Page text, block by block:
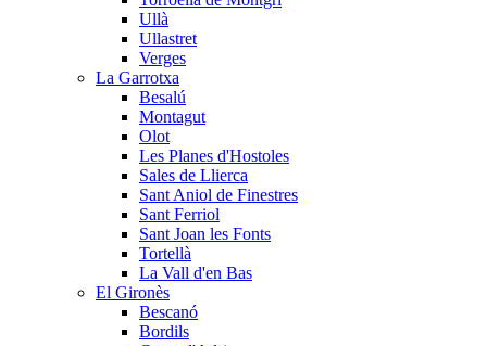
Ullà
Ullastret
Verges
La Garrotxa
Besalú
Montagut
Olot
Les Planes d'Hostoles
Sales de Llierca
Sant Aniol de Finestres
Sant Ferriol
Sant Joan les Fonts
Tortellà
La Vall d'en Bas
El Gironès
Bescanó
Bordils